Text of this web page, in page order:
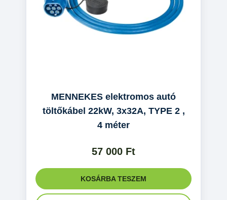
MENNEKES elektromos autó
töltőkábel 22kW, 3x32A, TYPE 2 ,
4 méter
57 000 Ft
KOSÁRBA TESZEM